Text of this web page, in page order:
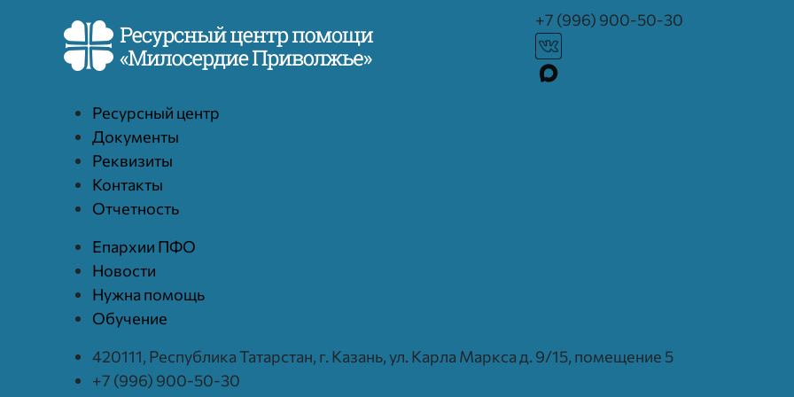
+7 (996) 900-50-30
Ресурcный центр
Документы
Реквизиты
Контакты
Отчетность
Епархии ПФО
Новости
Нужна помощь
Обучение
420111, Республика Татарстан, г. Казань, ул. Карла Маркса д. 9/15, помещение 5
+7 (996) 900-50-30